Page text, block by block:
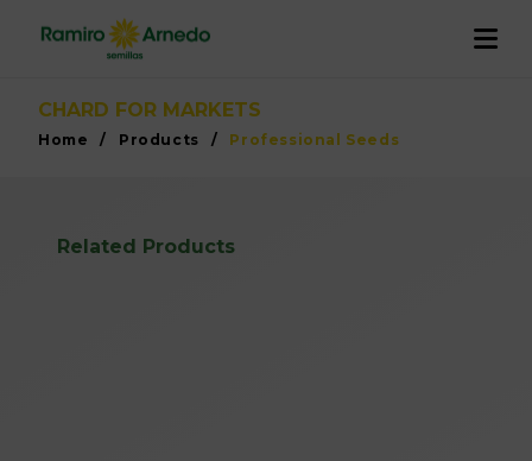
COMPANY
Work with us
QUALITY AND TRACEABILITY
CHARD FOR MARKETS
Home / Products / Professional Seeds
Related Products